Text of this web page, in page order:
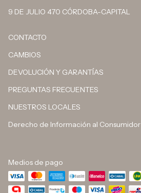
9 DE JULIO 470 CÓRDOBA-CAPITAL
CONTACTO
CAMBIOS
DEVOLUCIÓN Y GARANTÍAS
PREGUNTAS FRECUENTES
NUESTROS LOCALES
Derecho de Información al Consumidor
Medios de pago